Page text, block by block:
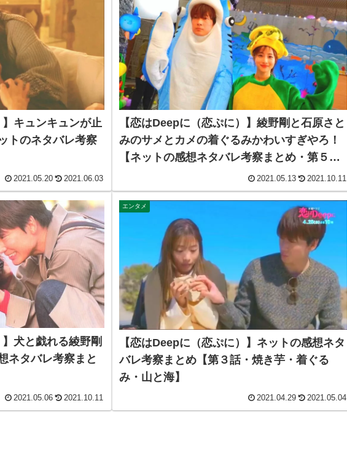
】キュンキュンが止
トのネタバレ考察
2021.05.20 2021.06.03
【恋はDeepに（恋ぷに）】綾野剛と石原さと
みのサメとカメの着ぐるみかわいすぎやろ！
【ネットの感想ネタバレ考察まとめ・第５
2021.05.13 2021.10.11
犬と戯れる綾野剛
ネタバレ考察まと
2021.05.06 2021.10.11
エンタメ
【恋はDeepに（恋ぷに）】ネットの感想ネタ
バレ考察まとめ【第３話・焼き芋・着ぐる
み・山と海】
2021.04.29 2021.05.04